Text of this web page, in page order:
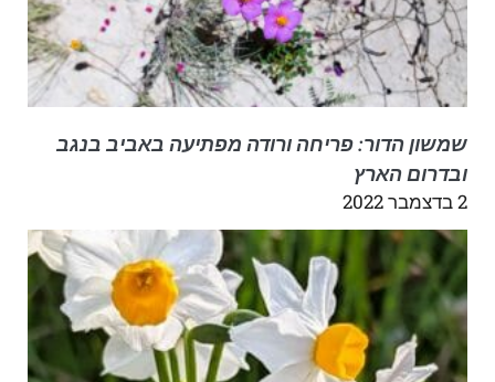
שמשון הדור: פריחה ורודה מפתיעה באביב בנגב
ובדרום הארץ
2 בדצמבר 2022